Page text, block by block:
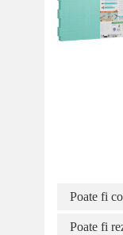
Poate fi
Poate fi